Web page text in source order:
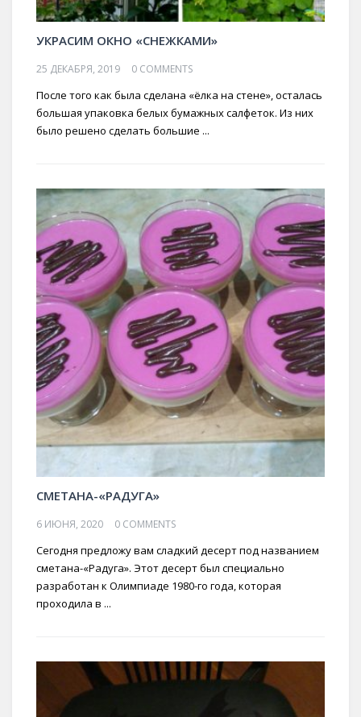
УКРАСИМ ОКНО «СНЕЖКАМИ»
25 ДЕКАБРЯ, 2019 0 COMMENTS
После того как была сделана «ёлка на стене», осталась
большая упаковка белых бумажных салфеток. Из них
было решено сделать большие ...
СМЕТАНА-«РАДУГА»
6 ИЮНЯ, 2020 0 COMMENTS
Сегодня предложу вам сладкий десерт под названием
сметана-«Радуга». Этот десерт был специально
разработан к Олимпиаде 1980-го года, которая
проходила в ...